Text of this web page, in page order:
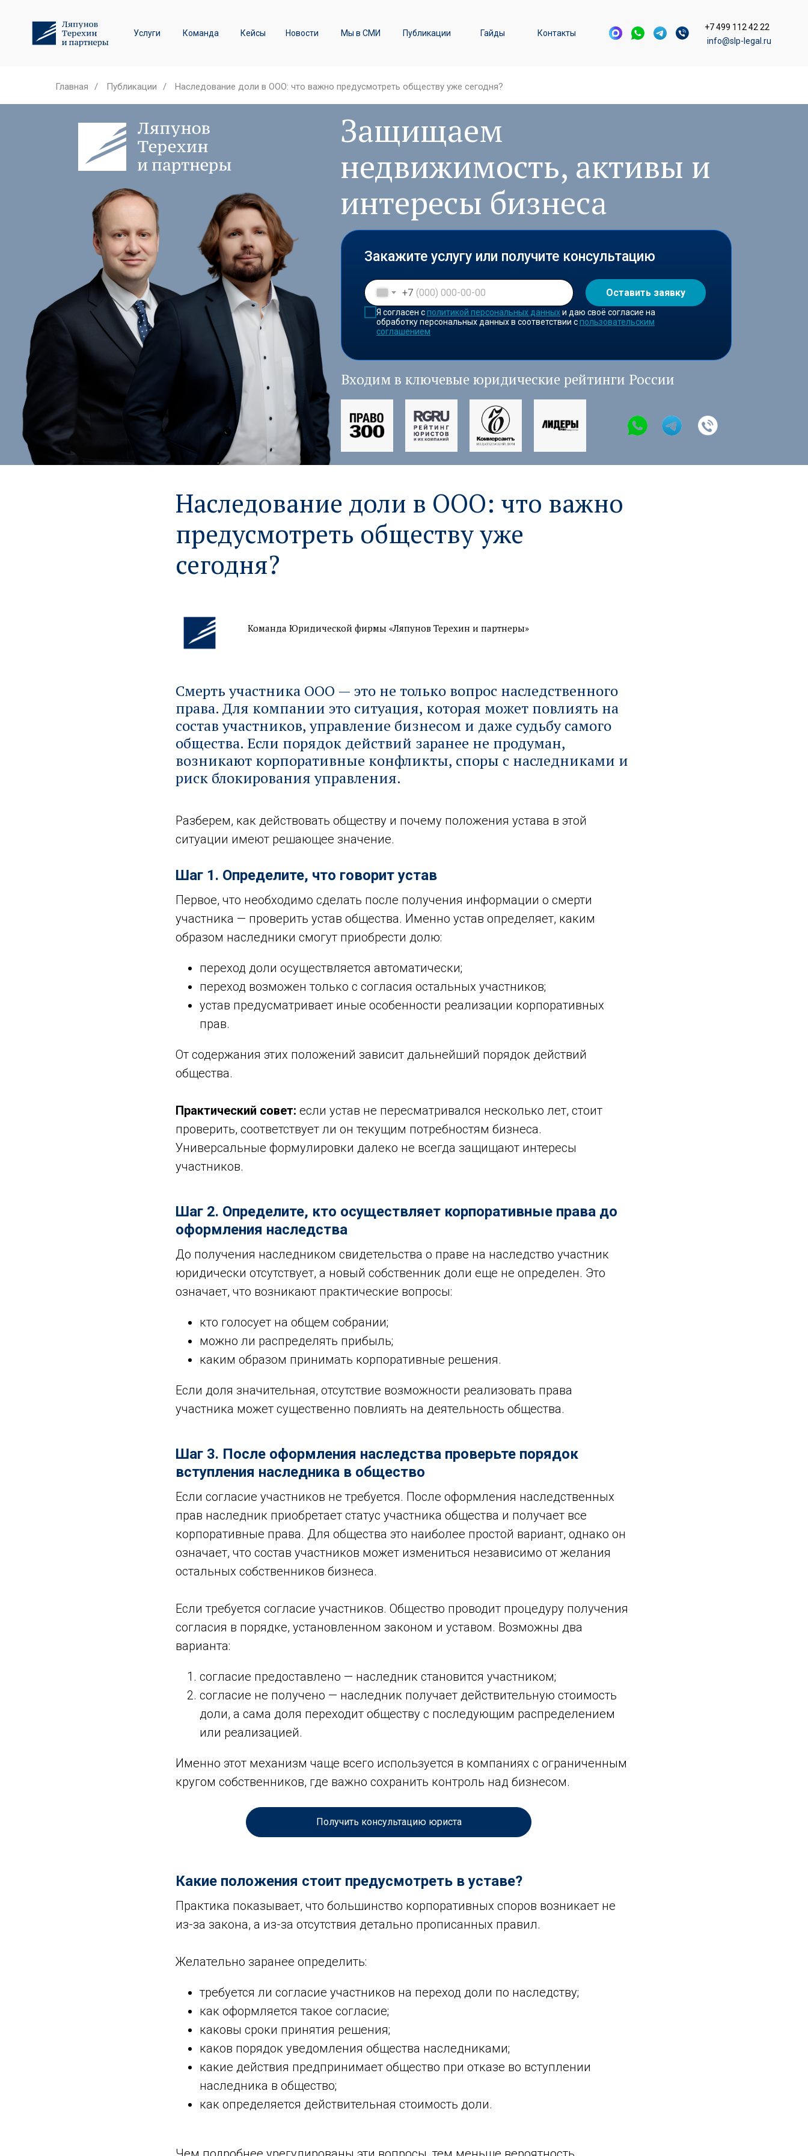
info@slp-legal.ru
+7 499 112 42 22
Команда
Услуги Мы в СМИ Публикации Гайды
Кейсы Новости Контакты
Железнодорожные перевозки
Лизинговые споры
Главная / Публикации / Наследование доли в ООО: что важно предусмотреть обществу уже сегодня?
Входим в ключевые юридические рейтинги России
+7
Я согласен сполитикой персональных данныхи даю своё согласие на
обработку персональных данных в соответствии спользовательским
соглашением
Оставить заявку
Закажите услугу или получите консультацию
Защищаем
недвижимость, активы и
интересы бизнеса
Наследование доли в ООО: что важно
предусмотреть обществу уже
сегодня?
Команда Юридической фирмы «Ляпунов Терехин и партнеры»
Смерть участника ООО — это не только вопрос наследственного
права. Для компании это ситуация, которая может повлиять на
состав участников, управление бизнесом и даже судьбу самого
общества. Если порядок действий заранее не продуман,
возникают корпоративные конфликты, споры с наследниками и
риск блокирования управления.
Разберем, как действовать обществу и почему положения устава в этой
ситуации имеют решающее значение.
Шаг 1. Определите, что говорит устав
Первое, что необходимо сделать после получения информации о смерти
участника — проверить устав общества. Именно устав определяет, каким
образом наследники смогут приобрести долю:
переход доли осуществляется автоматически;
переход возможен только с согласия остальных участников;
устав предусматривает иные особенности реализации корпоративных
прав.
От содержания этих положений зависит дальнейший порядок действий
общества.
Практический совет: если устав не пересматривался несколько лет, стоит
проверить, соответствует ли он текущим потребностям бизнеса.
Универсальные формулировки далеко не всегда защищают интересы
участников.
Шаг 2. Определите, кто осуществляет корпоративные права до
оформления наследства
До получения наследником свидетельства о праве на наследство участник
юридически отсутствует, а новый собственник доли еще не определен. Это
означает, что возникают практические вопросы:
кто голосует на общем собрании;
можно ли распределять прибыль;
каким образом принимать корпоративные решения.
Если доля значительная, отсутствие возможности реализовать права
участника может существенно повлиять на деятельность общества.
Шаг 3. После оформления наследства проверьте порядок
вступления наследника в общество
Если согласие участников не требуется. После оформления наследственных
прав наследник приобретает статус участника общества и получает все
корпоративные права. Для общества это наиболее простой вариант, однако он
означает, что состав участников может измениться независимо от желания
остальных собственников бизнеса.
Если требуется согласие участников. Общество проводит процедуру получения
согласия в порядке, установленном законом и уставом. Возможны два
варианта:
согласие предоставлено — наследник становится участником;
согласие не получено — наследник получает действительную стоимость
доли, а сама доля переходит обществу с последующим распределением
или реализацией.
Именно этот механизм чаще всего используется в компаниях с ограниченным
кругом собственников, где важно сохранить контроль над бизнесом.
Получить консультацию юриста
Какие положения стоит предусмотреть в уставе?
Практика показывает, что большинство корпоративных споров возникает не
из-за закона, а из-за отсутствия детально прописанных правил.
Желательно заранее определить:
требуется ли согласие участников на переход доли по наследству;
как оформляется такое согласие;
каковы сроки принятия решения;
каков порядок уведомления общества наследниками;
какие действия предпринимает общество при отказе во вступлении
наследника в общество;
как определяется действительная стоимость доли.